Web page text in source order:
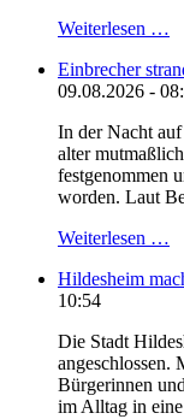
Weiterlesen …
Einbrecher
09.08.2026 -
In der Nacht
alter
festgenommen
worden. Laut
Weiterlesen …
Hildesheim
10:54
Die Stadt
angeschlossen.
Bürgerinnen
im Alltag in